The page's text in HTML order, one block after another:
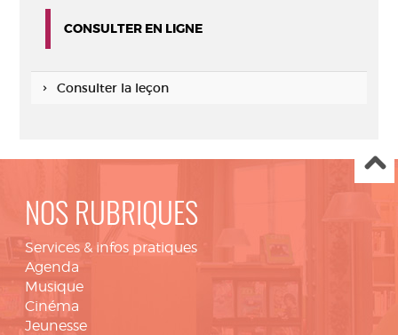
CONSULTER EN LIGNE
Consulter la leçon
NOS RUBRIQUES
Services & infos pratiques
Agenda
Musique
Cinéma
Jeunesse